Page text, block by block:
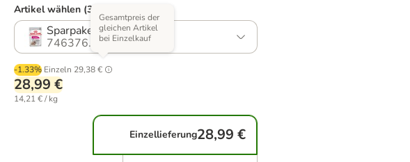
Artikel wählen (3 Varianten)
Sparpaket: 24 x 85 g
746376.1
-1.33% Einzeln 29,38 €
Gesamtpreis der
gleichen Artikel
bei Einzelkauf
28,99 €
14,21 € / kg
Einzellieferung28,99 €